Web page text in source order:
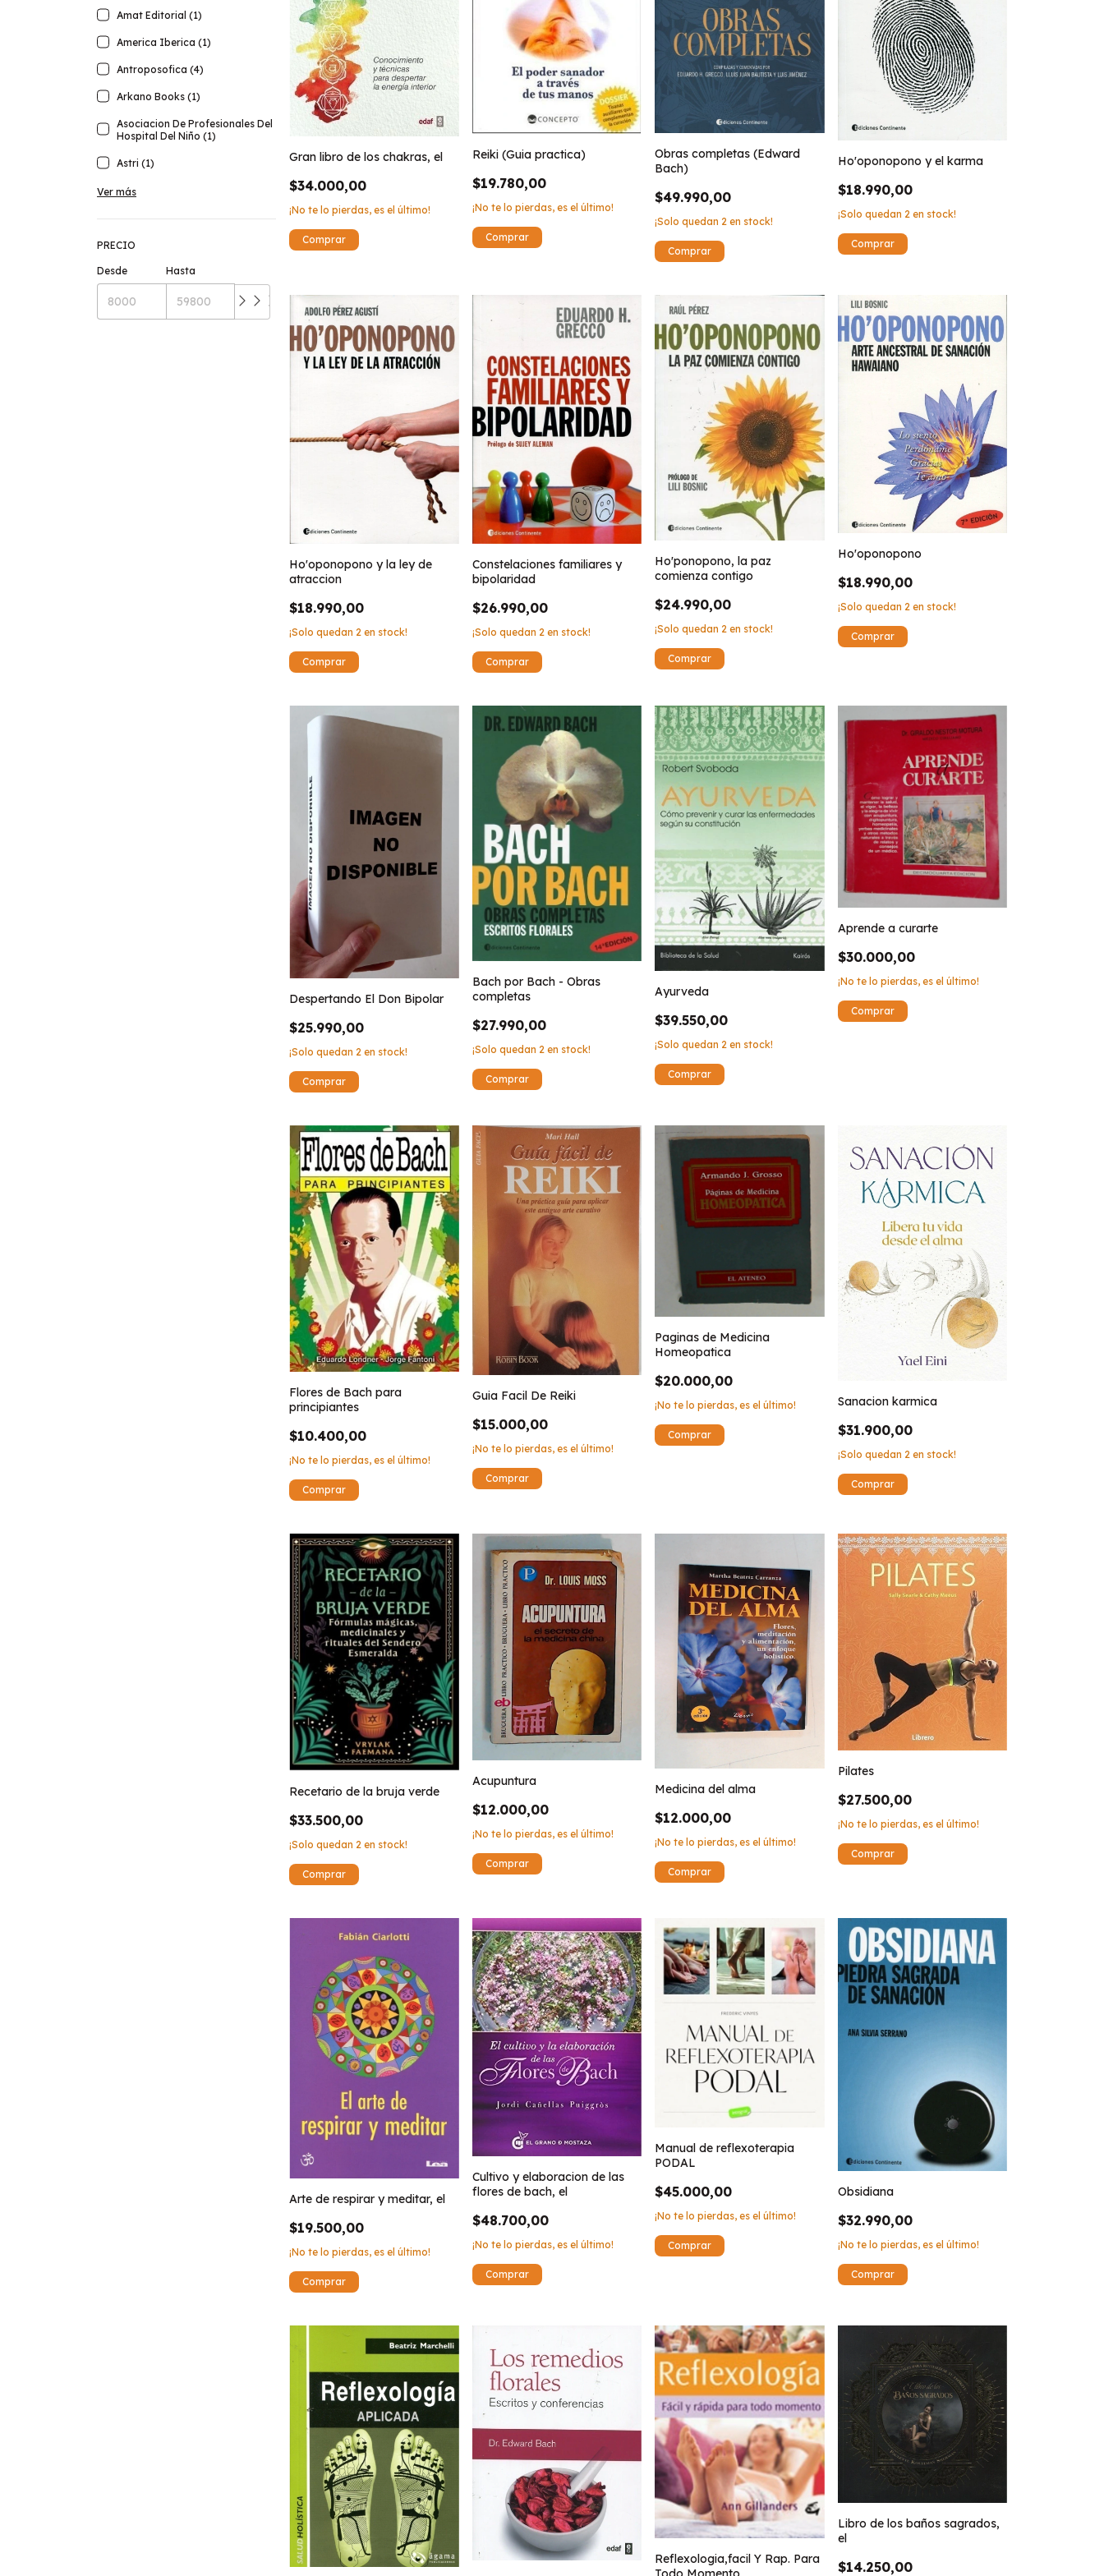
Amat Editorial (1)
America Iberica (1)
Antroposofica (4)
Arkano Books (1)
Asociacion De Profesionales Del
Hospital Del Niño (1)
Astri (1)
Ver más
PRECIO
Desde Hasta
Gran libro de los chakras, el
$34.000,00
¡No te lo pierdas, es el último!
Reiki (Guia practica)
$19.780,00
¡No te lo pierdas, es el último!
Obras completas (Edward
Bach)
$49.990,00
¡Solo quedan 2 en stock!
Ho'oponopono y el karma
$18.990,00
¡Solo quedan 2 en stock!
Ho'oponopono y la ley de
atraccion
$18.990,00
¡Solo quedan 2 en stock!
Constelaciones familiares y
bipolaridad
$26.990,00
¡Solo quedan 2en stock!
Ho'ponopono, la paz
comienza contigo
$24.990,00
¡Solo quedan 2 en stock!
Ho'oponopono
$18.990,00
¡Solo quedan 2 en stock!
Despertando El Don Bipolar
$25.990,00
¡Solo quedan 2 en stock!
Bach por Bach - Obras
completas
$27.990,00
¡Solo quedan 2 en stock!
Ayurveda
$39.550,00
¡Solo quedan 2 en stock!
Aprende a curarte
$30.000,00
¡No te lo pierdas, es el último!
Flores de Bach para
principiantes
$10.400,00
¡No te lo pierdas, es el último!
Guia Facil De Reiki
$15.000,00
¡No te lo pierdas, es el último!
Paginas de Medicina
Homeopatica
$20.000,00
¡No te lo pierdas, es el último! Sanacion karmica
$31.900,00
¡Solo quedan 2en stock!
Recetario de la bruja verde
$33.500,00
¡Solo quedan 2 en stock!
Acupuntura
$12.000,00
¡No te lo pierdas, es el último!
Medicina del alma
$12.000,00
¡No te lo pierdas, es el último!
Pilates
$27.500,00
¡No te lo pierdas, es el último!
Arte de respirar y meditar, el
$19.500,00
¡No te lo pierdas, es el último!
Cultivo y elaboracion de las
flores de bach, el
$48.700,00
¡No te lo pierdas, es el último!
Manual de reflexoterapia
PODAL
$45.000,00
¡No te lo pierdas, es el último!
Obsidiana
$32.990,00
¡No te lo pierdas, es el último!
Reflexologia,facil Y Rap. Para
Libro de los baños sagrados,
el
$14.250,00